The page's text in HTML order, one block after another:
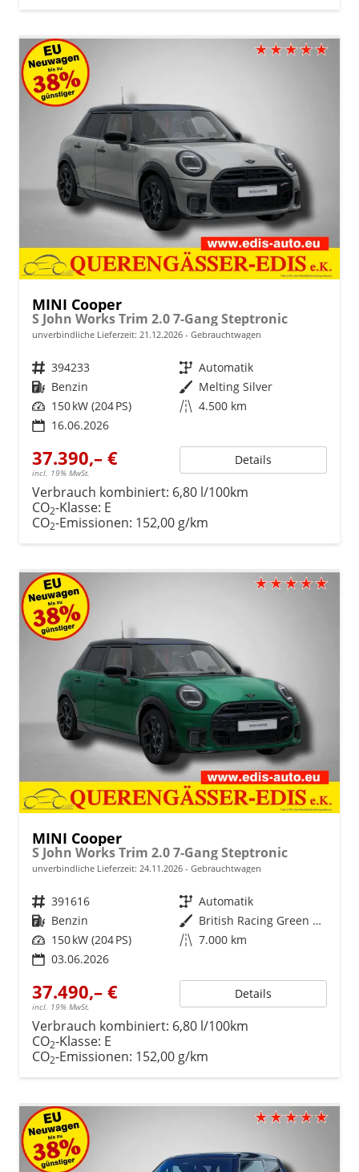
MINI Cooper
S John Works Trim 2.0 7-Gang Steptronic
unverbindliche Lieferzeit: 21.12.2026 Gebrauchtwagen
Fahrzeugnr. 394233 Getriebe Automatik
Kraftstoff Benzin Außenfarbe Melting Silver
Leistung 150 kW (204 PS) Kilometerstand 4.500 km
16.06.2026
37.390,– €
incl. 19% MwSt.
Details
Verbrauch kombiniert: 6,80 l/100km
CO2-Klasse: E
CO2-Emissionen: 152,00 g/km
MINI Cooper
S John Works Trim 2.0 7-Gang Steptronic
unverbindliche Lieferzeit: 24.11.2026 Gebrauchtwagen
Fahrzeugnr. 391616 Getriebe Automatik
Kraftstoff Benzin Außenfarbe
British Racing Green metallic
Leistung 150 kW (204 PS) Kilometerstand 7.000 km
03.06.2026
37.490,– €
incl. 19% MwSt.
Details
Verbrauch kombiniert: 6,80 l/100km
CO2-Klasse: E
CO2-Emissionen: 152,00 g/km